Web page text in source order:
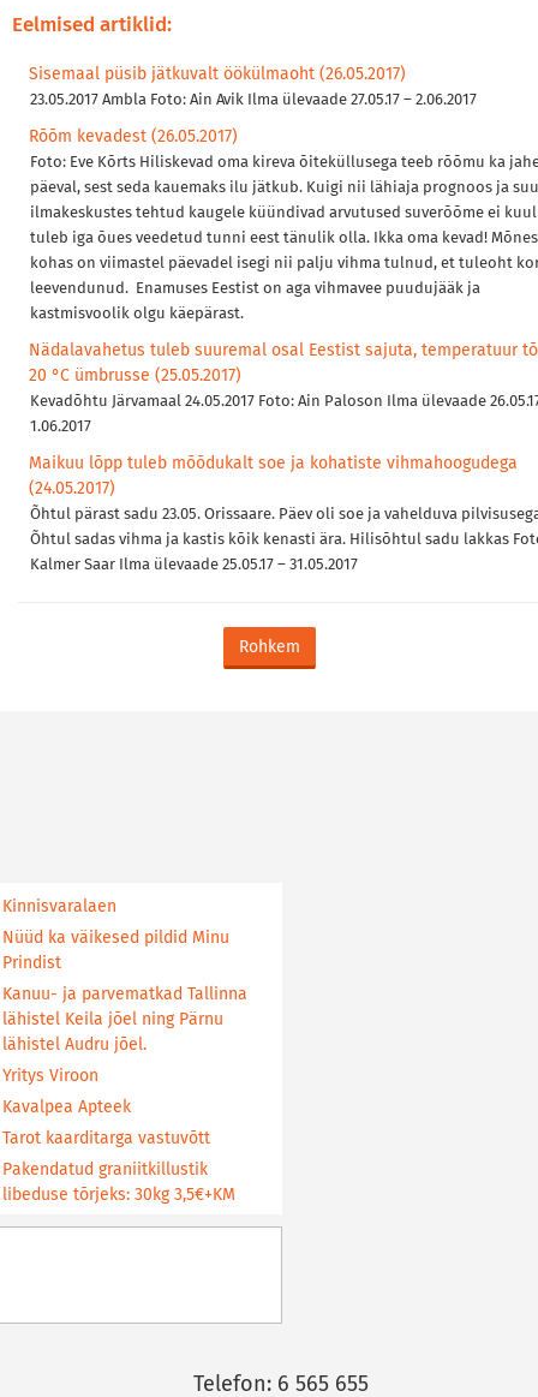
Eelmised artiklid:
Sisemaal püsib jätkuvalt öökülmaoht (26.05.2017)
23.05.2017 Ambla Foto: Ain Avik Ilma ülevaade 27.05.17 – 2.06.2017
Rõõm kevadest (26.05.2017)
Foto: Eve Kõrts Hiliskevad oma kireva õiteküllusega teeb rõõmu ka
päeval, sest seda kauemaks ilu jätkub. Kuigi nii lähiaja prognoos ja
ilmakeskustes tehtud kaugele küündivad arvutused suverõõme ei
tuleb iga õues veedetud tunni eest tänulik olla. Ikka oma kevad! Mõnes
kohas on viimastel päevadel isegi nii palju vihma tulnud, et tuleoht
leevendunud. Enamuses Eestist on aga vihmavee puudujääk ja
kastmisvoolik olgu käepärast.
Nädalavahetus tuleb suuremal osal Eestist sajuta, temperatuur
20 °C ümbrusse (25.05.2017)
Kevadõhtu Järvamaal 24.05.2017 Foto: Ain Paloson Ilma ülevaade
1.06.2017
Maikuu lõpp tuleb mõõdukalt soe ja kohatiste vihmahoogudega
(24.05.2017)
Õhtul pärast sadu 23.05. Orissaare. Päev oli soe ja vahelduva
Õhtul sadas vihma ja kastis kõik kenasti ära. Hilisõhtul sadu lakkas
Kalmer Saar Ilma ülevaade 25.05.17 – 31.05.2017
Rohkem
Kinnisvaralaen
Nüüd ka väikesed pildid Minu
Prindist
Kanuu- ja parvematkad Tallinna
lähistel Keila jõel ning Pärnu
lähistel Audru jõel.
Yritys Viroon
Kavalpea Apteek
Tarot kaarditarga vastuvõtt
Pakendatud graniitkillustik
libeduse tõrjeks: 30kg 3,5€+KM
Telefon: 6 565 655